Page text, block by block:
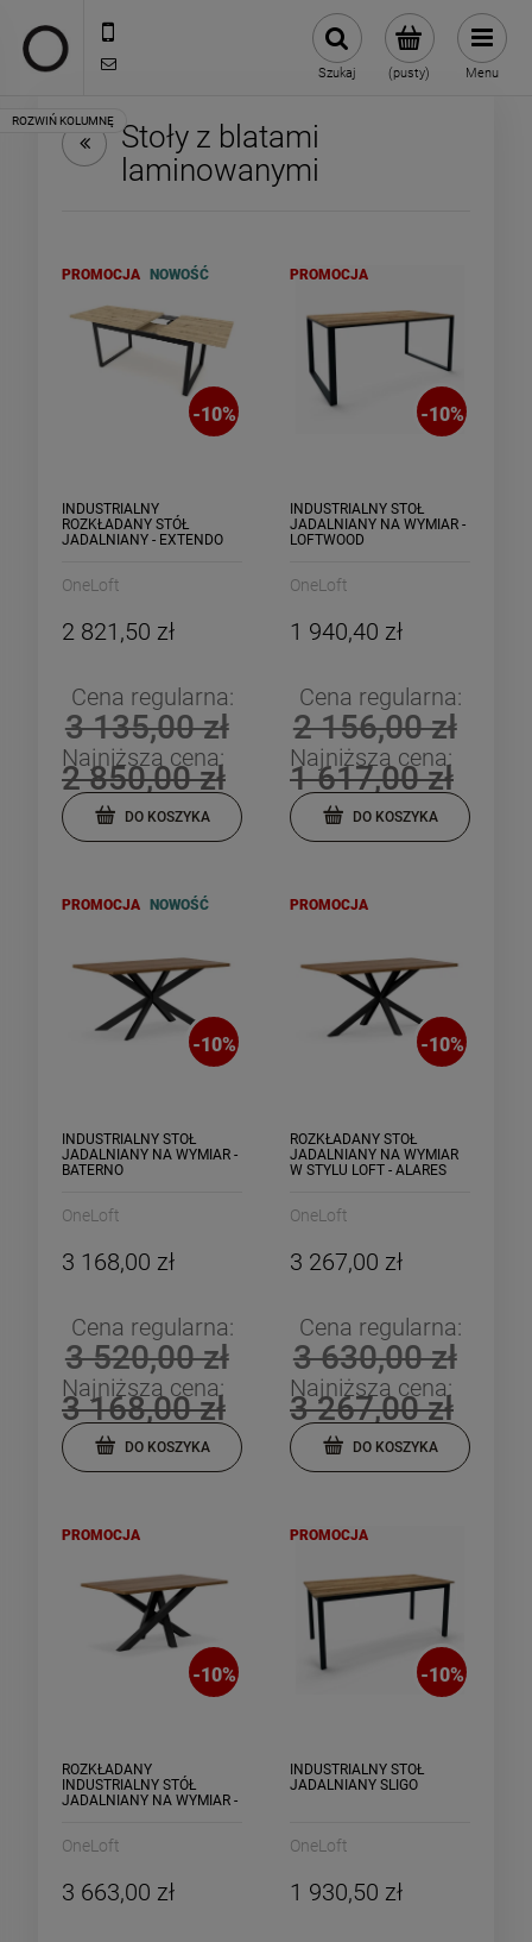
(pusty)
Szukaj Menu
- 10%
INDUSTRIALNA PÓŁKA
KUCHENNA NA WYMIAR -
TOLVE
1 549,35 zł
1 721,50 zł
Najniższa cena:
1 721,50 zł
INDUSTRIALNA PÓŁKA
KUCHENNA NA WYMIAR -
OMMO
1 084,05 zł
1 204,50 zł
Najniższa cena:
1 084,05 zł
DO KOSZYKA
Stoły z blatami
laminowanymi
-10%
INDUSTRIALNY
ROZKŁADANY STÓŁ
JADALNIANY - EXTENDO
OneLoft
2 821,50 zł
Cena regularna:
3 135,00 zł
Najniższa cena:
2 850,00 zł
DO KOSZYKA
PROMOCJA NOWOŚĆ
-10%
INDUSTRIALNY STÓŁ
JADALNIANY NA WYMIAR -
LOFTWOOD
OneLoft
1 940,40 zł
Cena regularna:
2 156,00 zł
Najniższa cena:
1 617,00 zł
DO KOSZYKA
PROMOCJA
-10%
INDUSTRIALNY STÓŁ
JADALNIANY NA WYMIAR -
BATERNO
OneLoft
3 168,00 zł
Cena regularna:
3 520,00 zł
Najniższa cena:
3 168,00 zł
DO KOSZYKA
PROMOCJA NOWOŚĆ
-10%
ROZKŁADANY STÓŁ
JADALNIANY NA WYMIAR
W STYLU LOFT - ALARES
OneLoft
3 267,00 zł
Cena regularna:
3 630,00 zł
Najniższa cena:
3 267,00 zł
DO KOSZYKA
PROMOCJA
-10%
ROZKŁADANY
INDUSTRIALNY STÓŁ
JADALNIANY NA WYMIAR -
OneLoft
3 663,00 zł
PROMOCJA
-10%
INDUSTRIALNY STÓŁ
JADALNIANY SLIGO
OneLoft
1 930,50 zł
PROMOCJA